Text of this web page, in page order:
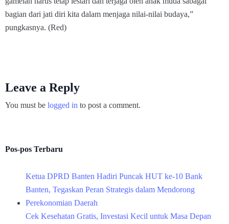
bagian dari jati diri kita dalam menjaga nilai-nilai budaya,”
pungkasnya. (Red)
Leave a Reply
You must be logged in to post a comment.
Pos-pos Terbaru
Ketua DPRD Banten Hadiri Puncak HUT ke-10 Bank
Banten, Tegaskan Peran Strategis dalam Mendorong
Perekonomian Daerah
Cek Kesehatan Gratis, Investasi Kecil untuk Masa Depan